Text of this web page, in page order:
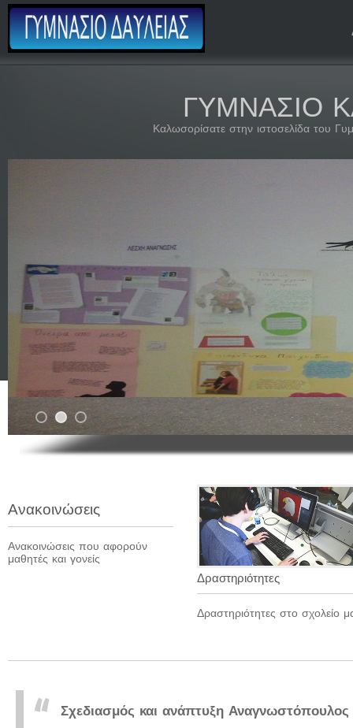
ΓΥΜΝΑΣΙΟ
Καλωσορίσατε στην ιστοσελίδα του
Ανακοινώσεις
Ανακοινώσεις που αφορούν
μαθητές και γονείς
Δραστηριότητες
Δραστηριότητες στο σχολείο
Σχεδιασμός και ανάπτυξη Αναγνωστόπουλος